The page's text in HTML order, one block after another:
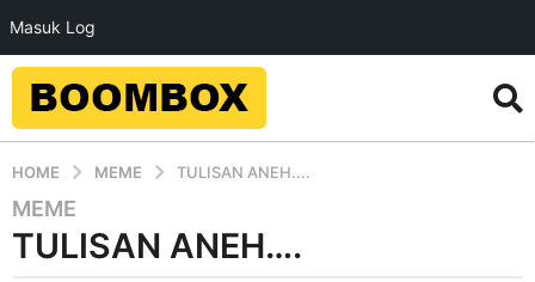
Masuk Log
HOME MEME TULISAN ANEH....
2
t
MEME
TULISAN ANEH….